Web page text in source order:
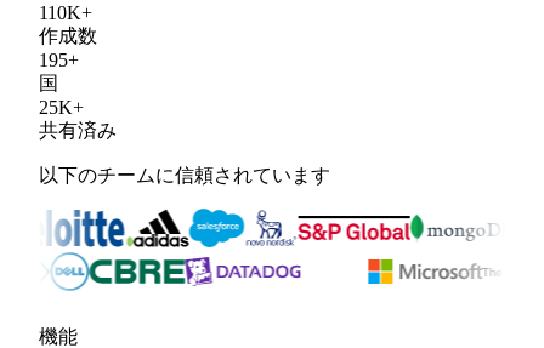
110K+
作成数
195+
国
25K+
共有済み
以下のチームに信頼されています
機能